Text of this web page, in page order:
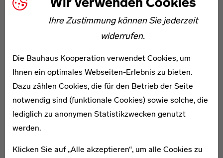
Ihre Zustimmung können Sie jederzeit
widerrufen.
Die Bauhaus Kooperation verwendet Cookies, um
Ihnen ein optimales Webseiten-Erlebnis zu bieten.
Dazu zählen Cookies, die für den Betrieb der Seite
notwendig sind (funktionale Cookies) sowie solche, die
lediglich zu anonymen Statistikzwecken genutzt
werden.
Klicken Sie auf „Alle akzeptieren“, um alle Cookies zu
Friedrich Wilhelm Bogler
1902–1945
* 1898